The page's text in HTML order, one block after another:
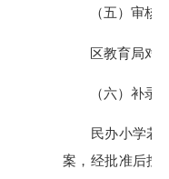
（五）审核
区教育局对民
（六）补录
民办小学若招
案，经批准后按